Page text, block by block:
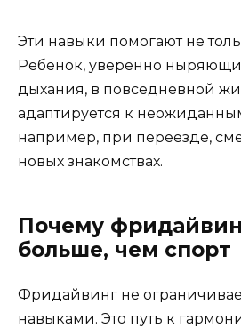
Эти навыки помогают не
Ребёнок, уверенно
дыхания, в повседневной
адаптируется к
например, при переезде,
новых знакомствах.
Почему
больше, чем спорт
Фридайвинг не
навыками. Это путь к